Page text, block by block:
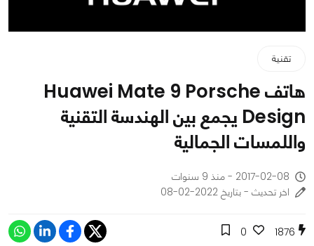
تقنية
هاتف Huawei Mate 9 Porsche
Design يجمع بين الهندسة التقنية
واللمسات الجمالية
2017-02-08 - منذ 9 سنوات
اخر تحديث - بتاريخ 2022-02-08
1876
0